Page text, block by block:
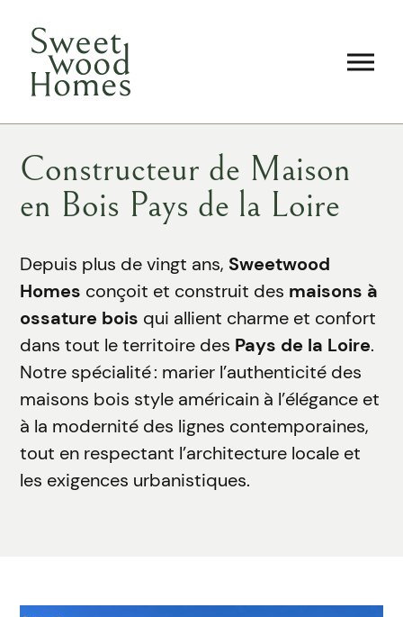
Constructeur de Maison
en Bois Pays de la Loire
Depuis plus de vingt ans, Sweetwood
Homes conçoit et construit des maisons à
ossature bois qui allient charme et confort
dans tout le territoire des Pays de la Loire.
Notre spécialité : marier l’authenticité des
maisons bois style américain à l’élégance et
à la modernité des lignes contemporaines,
tout en respectant l’architecture locale et
les exigences urbanistiques.